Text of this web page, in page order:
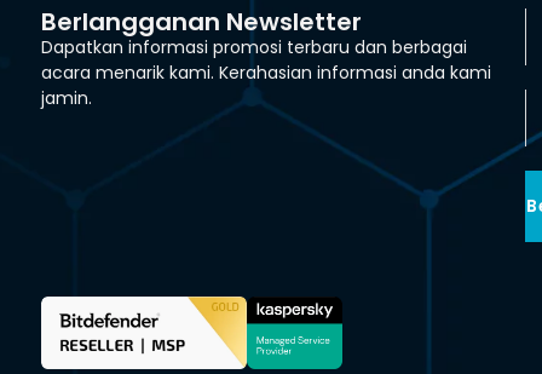
Berlangganan Newsletter
Dapatkan informasi promosi terbaru dan berbagai
acara menarik kami. Kerahasian informasi anda kami
jamin.